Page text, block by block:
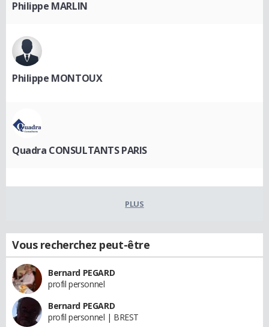
Philippe MARLIN
Philippe MONTOUX
Quadra CONSULTANTS PARIS
PLUS
Vous recherchez peut-être
Bernard PEGARD
profil personnel
Bernard PEGARD
profil personnel | BREST